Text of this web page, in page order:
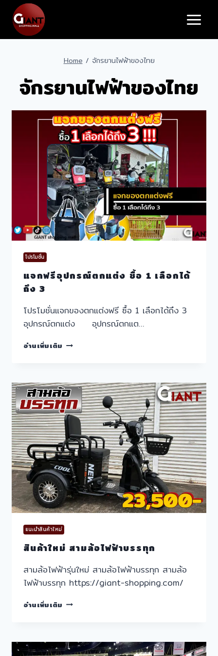
content
Home / จักรยานไฟฟ้าของไทย
จักรยานไฟฟ้าของไทย
โปรโมชั่น
แจกฟรีอุปกรณ์ตกแต่ง ซื้อ 1 เลือกได้
ถึง 3
โปรโมชั่นแจกของตกแต่งฟรี ซื้อ 1 เลือกได้ถึง 3
อุปกรณ์ตกแต่ง อุปกรณ์ตกแต…
อ่านเพิ่มเติม แจก
ซื้อ
1
เลือก
ได้
ถึง
3
แนะนำสินค้าใหม่
สินค้าใหม่ สามล้อไฟฟ้าบรรทุก
สามล้อไฟฟ้ารุ่นใหม่ สามล้อไฟฟ้าบรรทุก สามล้อ
ไฟฟ้าบรรทุก https://giant-shopping.com/
อ่านเพิ่มเติม สินค้า
บรรทุก